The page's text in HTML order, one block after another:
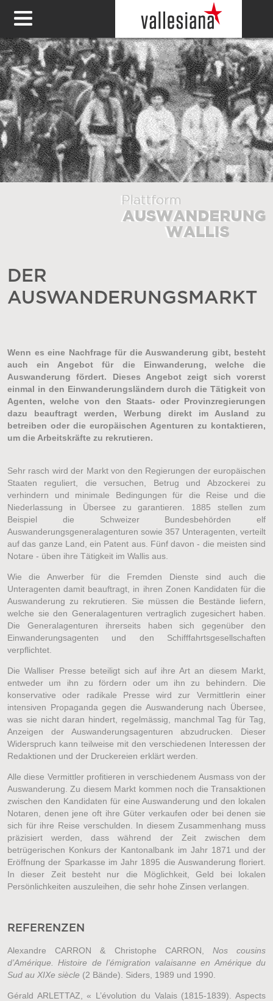
DER
AUSWANDERUNGSMARKT
Wenn es eine Nachfrage für die Auswanderung gibt, besteht
auch ein Angebot für die Einwanderung, welche die
Auswanderung fördert. Dieses Angebot zeigt sich vorerst
einmal in den Einwanderungsländern durch die Tätigkeit von
Agenten, welche von den Staats- oder Provinzregierungen
dazu beauftragt werden, Werbung direkt im Ausland zu
betreiben oder die europäischen Agenturen zu kontaktieren,
um die Arbeitskräfte zu rekrutieren.
Sehr rasch wird der Markt von den Regierungen der europäischen
Staaten reguliert, die versuchen, Betrug und Abzockerei zu
verhindern und minimale Bedingungen für die Reise und die
Niederlassung in Übersee zu garantieren. 1885 stellen zum
Beispiel die Schweizer Bundesbehörden elf
Auswanderungsgeneralagenturen sowie 357 Unteragenten, verteilt
auf das ganze Land, ein Patent aus. Fünf davon - die meisten sind
Notare - üben ihre Tätigkeit im Wallis aus.
Wie die Anwerber für die Fremden Dienste sind auch die
Unteragenten damit beauftragt, in ihren Zonen Kandidaten für die
Auswanderung zu rekrutieren. Sie müssen die Bestände liefern,
welche sie den Generalagenturen vertraglich zugesichert haben.
Die Generalagenturen ihrerseits haben sich gegenüber den
Einwanderungsagenten und den Schifffahrtsgesellschaften
verpflichtet.
Die Walliser Presse beteiligt sich auf ihre Art an diesem Markt,
entweder um ihn zu fördern oder um ihn zu behindern. Die
konservative oder radikale Presse wird zur Vermittlerin einer
intensiven Propaganda gegen die Auswanderung nach Übersee,
was sie nicht daran hindert, regelmässig, manchmal Tag für Tag,
Anzeigen der Auswanderungsagenturen abzudrucken. Dieser
Widerspruch kann teilweise mit den verschiedenen Interessen der
Redaktionen und der Druckereien erklärt werden.
Alle diese Vermittler profitieren in verschiedenem Ausmass von der
Auswanderung. Zu diesem Markt kommen noch die Transaktionen
zwischen den Kandidaten für eine Auswanderung und den lokalen
Notaren, denen jene oft ihre Güter verkaufen oder bei denen sie
sich für ihre Reise verschulden. In diesem Zusammenhang muss
präzisiert werden, dass während der Zeit zwischen dem
betrügerischen Konkurs der Kantonalbank im Jahr 1871 und der
Eröffnung der Sparkasse im Jahr 1895 die Auswanderung floriert.
In dieser Zeit besteht nur die Möglichkeit, Geld bei lokalen
Persönlichkeiten auszuleihen, die sehr hohe Zinsen verlangen.
REFERENZEN
Alexandre CARRON & Christophe CARRON, Nos cousins
d’Amérique. Histoire de l’émigration valaisanne en Amérique du
Sud au XIXe siècle (2 Bände). Siders, 1989 und 1990.
Gérald ARLETTAZ, « L’évolution du Valais (1815-1839). Aspects